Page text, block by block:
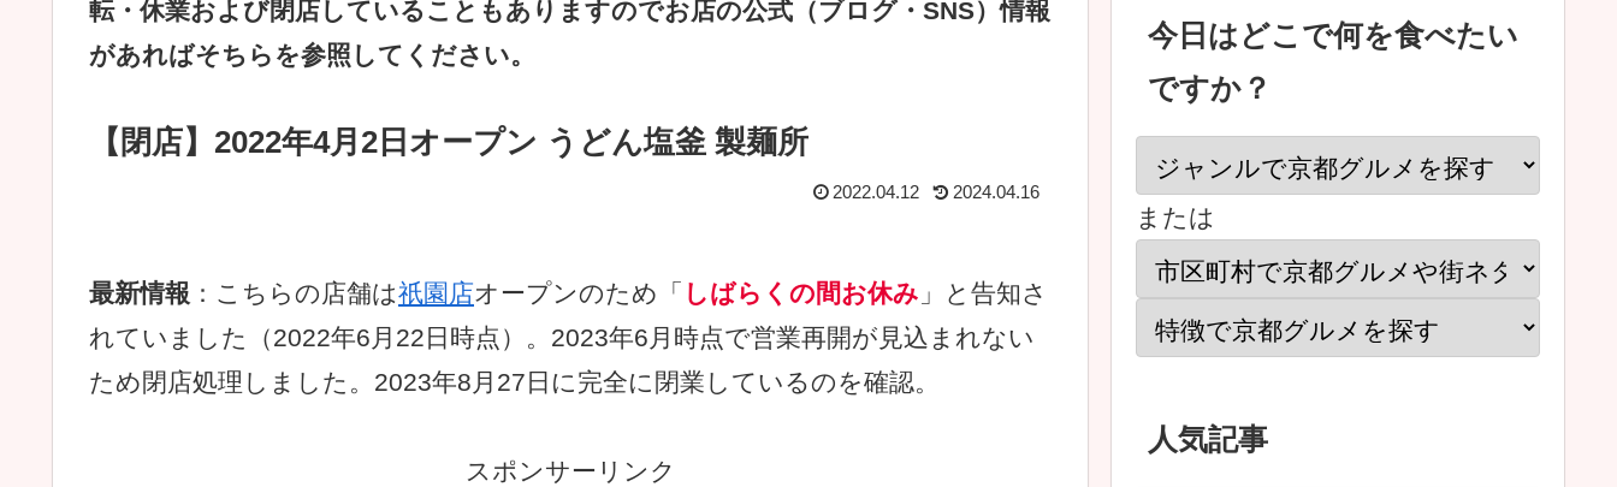
転・休業および閉店していることもありますのでお店の公式（ブログ・SNS）情報
があればそちらを参照してください。
【閉店】2022年4月2日オープン うどん塩釜 製麺所
2022.04.12 2024.04.16
最新情報 ：こちらの店舗は祇園店オープンのため「 しばらくの間お休み 」と告知さ
れていました（2022年6月22日時点）。2023年6月時点で営業再開が見込まれない
ため閉店処理しました。2023年8月27日に完全に閉業しているのを確認。
スポンサーリンク
今日はどこで何を食べたい
ですか？
または
人気記事